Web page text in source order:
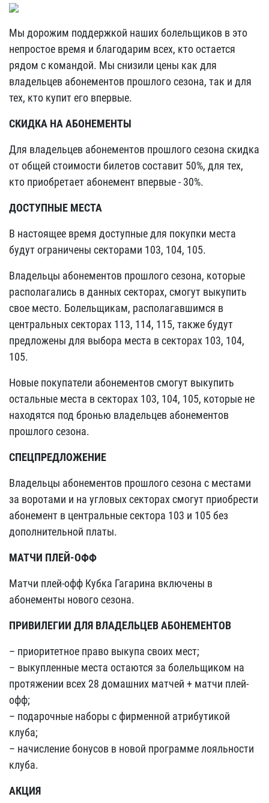
Мы дорожим поддержкой наших болельщиков в это
непростое время и благодарим всех, кто остается
рядом с командой. Мы снизили цены как для
владельцев абонементов прошлого сезона, так и для
тех, кто купит его впервые.
СКИДКА НА АБОНЕМЕНТЫ
Для владельцев абонементов прошлого сезона скидка
от общей стоимости билетов составит 50%, для тех,
кто приобретает абонемент впервые - 30%.
ДОСТУПНЫЕ МЕСТА
В настоящее время доступные для покупки места
будут ограничены секторами 103, 104, 105.
Владельцы абонементов прошлого сезона, которые
располагались в данных секторах, смогут выкупить
свое место. Болельщикам, располагавшимся в
центральных секторах 113, 114, 115, также будут
предложены для выбора места в секторах 103, 104,
105.
Новые покупатели абонементов смогут выкупить
остальные места в секторах 103, 104, 105, которые не
находятся под бронью владельцев абонементов
прошлого сезона.
СПЕЦПРЕДЛОЖЕНИЕ
Владельцы абонементов прошлого сезона с местами
за воротами и на угловых секторах смогут приобрести
абонемент в центральные сектора 103 и 105 без
дополнительной платы.
МАТЧИ ПЛЕЙ-ОФФ
Матчи плей-офф Кубка Гагарина включены в
абонементы нового сезона.
ПРИВИЛЕГИИ ДЛЯ ВЛАДЕЛЬЦЕВ АБОНЕМЕНТОВ
– приоритетное право выкупа своих мест;
– выкупленные места остаются за болельщиком на
протяжении всех 28 домашних матчей + матчи плей-
офф;
– подарочные наборы с фирменной атрибутикой
клуба;
– начисление бонусов в новой программе лояльности
клуба.
АКЦИЯ